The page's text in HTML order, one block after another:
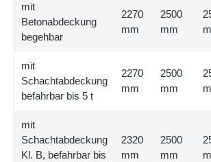
mit
Betonabdeckung
begehbar
2270
mm
2500
mm
mit
Schachtabdeckung
befahrbar bis 5 t
2270
mm
2500
mm
mit
Schachtabdeckung
Kl. B, befahrbar bis
2320
mm
2500
mm